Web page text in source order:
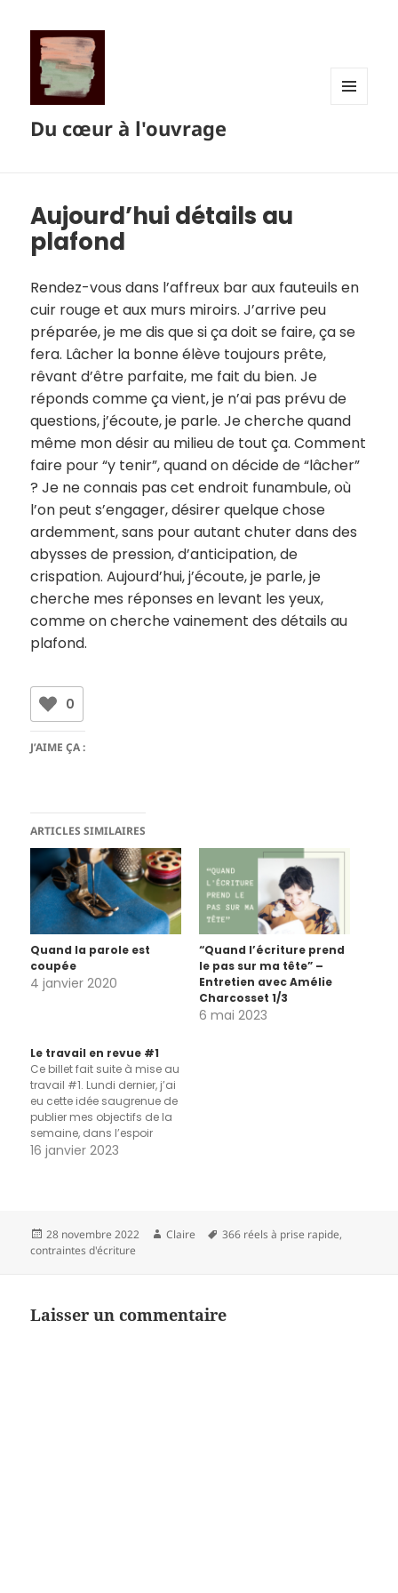
Du cœur à l'ouvrage
Aujourd’hui détails au
plafond
Rendez-vous dans l’affreux bar aux fauteuils en
cuir rouge et aux murs miroirs. J’arrive peu
préparée, je me dis que si ça doit se faire, ça se
fera. Lâcher la bonne élève toujours prête,
rêvant d’être parfaite, me fait du bien. Je
réponds comme ça vient, je n’ai pas prévu de
questions, j’écoute, je parle. Je cherche quand
même mon désir au milieu de tout ça. Comment
faire pour “y tenir”, quand on décide de “lâcher”
? Je ne connais pas cet endroit funambule, où
l’on peut s’engager, désirer quelque chose
ardemment, sans pour autant chuter dans des
abysses de pression, d’anticipation, de
crispation. Aujourd’hui, j’écoute, je parle, je
cherche mes réponses en levant les yeux,
comme on cherche vainement des détails au
plafond.
0
J’AIME ÇA :
ARTICLES SIMILAIRES
Quand la parole est
coupée
4 janvier 2020
“Quand l’écriture prend
le pas sur ma tête” –
Entretien avec Amélie
Charcosset 1/3
6 mai 2023
Le travail en revue #1
Ce billet fait suite à mise au
travail #1. Lundi dernier, j’ai
eu cette idée saugrenue de
publier mes objectifs de la
semaine, dans l’espoir
d’augmenter les chances
traquer les…
16 janvier 2023
Publié
le
28 novembre 2022 Auteur
Claire
Mots-
366 réels à prise rapide,
contraintes d'écriture
Laisser un commentaire